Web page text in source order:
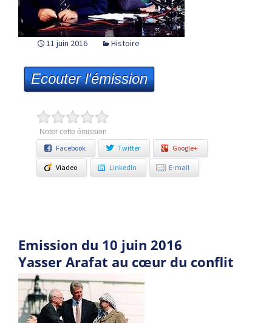
11 juin 2016 Histoire
Ecouter l'émission
Noter cette émission
Facebook Twitter Google+
Viadeo LinkedIn E-mail
Emission du 10 juin 2016
Yasser Arafat au cœur du conflit